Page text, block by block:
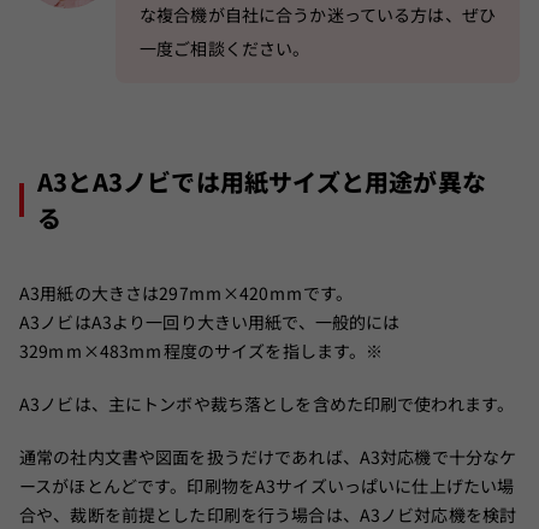
な複合機が自社に合うか迷っている方は、ぜひ
一度ご相談ください。
A3とA3ノビでは用紙サイズと用途が異な
る
A3用紙の大きさは297mm×420mmです。
A3ノビはA3より一回り大きい用紙で、一般的には
329mm×483mm程度のサイズを指します。 ※
A3ノビは、主にトンボや裁ち落としを含めた印刷で使われます。
通常の社内文書や図面を扱うだけであれば、A3対応機で十分なケ
ースがほとんどです。印刷物をA3サイズいっぱいに仕上げたい場
合や、裁断を前提とした印刷を行う場合は、A3ノビ対応機を検討